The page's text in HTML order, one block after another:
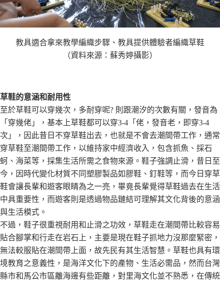
教具適合拿來教學編織步驟、教具提供體驗者編織草鞋
（資料來源：蘇秀婷攝影）
草鞋的意涵和耐用性
至於草鞋可以穿幾次，多耐穿呢? 則跟潮汐的次數有關，發音為
「穿幾佬」，基本上草鞋都可以穿3-4「佬，發音老，即穿3-4
次」，因此昔日不穿草鞋出去，也就是不會去潮間帶工作，通常
穿草鞋至潮間帶工作，以維持家中經濟收入，包含抓魚、採石
蚵、海菜等，採集生活所需之食物來源。鞋子強調止滑，昔日至
今，因時代變化材質不同塑膠製品如膠鞋、釘鞋等，而今日穿草
鞋會讓長輩和遊客眼睛為之一亮，畢竟長輩覺得草鞋過去在生活
中具重要性，而遊客則是透過物品鏈結可理解其文化背後的意涵
與生活模式。
不過，鞋子很重視耐用和止滑之功效，草鞋走在潮間帶比較容易
貼合腳掌和行走在岩石上，主要是現在鞋子抓地力沒那麼緊密，
無法較服貼在潮間帶上面，故先民有其生活智慧。草鞋也具有環
境教育之意義性，是海洋文化下的產物、生活必需品，然而台灣
縣市和馬公市區離海邊有些距離，對里海文化並不熟悉，在傳統